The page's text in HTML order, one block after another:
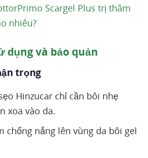
Scargel Plus trị thâm
nhiêu?
dụng và bảo quản
trọng
Hinzucar chỉ cần bôi nhẹ
xoa vào da.
chống nắng lên vùng da bôi gel